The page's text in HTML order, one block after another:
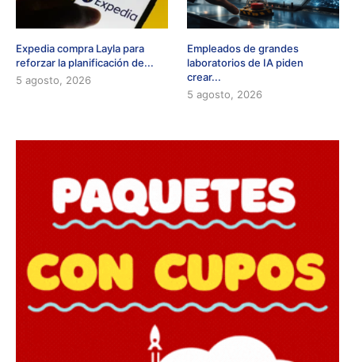
Expedia compra Layla para
reforzar la planificación de...
5 agosto, 2026
Empleados de grandes
laboratorios de IA piden
crear...
5 agosto, 2026